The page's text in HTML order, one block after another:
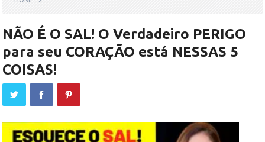
NÃO É O SAL! O Verdadeiro PERIGO
para seu CORAÇÃO está NESSAS 5
COISAS!